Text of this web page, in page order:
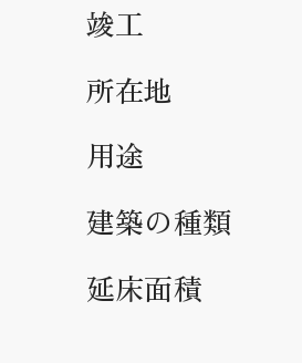
竣工
所在地
用途
建築の種類
延床面積